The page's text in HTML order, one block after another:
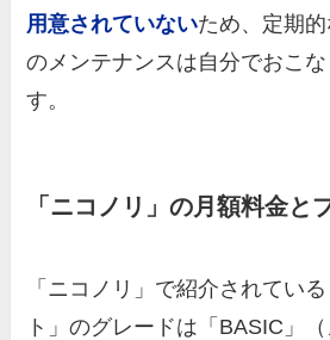
用意されていないため、定期
のメンテナンスは自分でおこ
す。
「ニコノリ」の月額料金と
「ニコノリ」で紹介されてい
ト」のグレードは「BASIC」